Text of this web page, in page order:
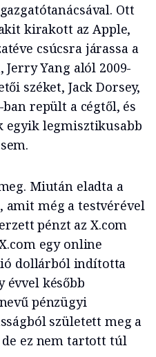
Ott
kirakott az Apple,
csúcsra járassa a
Jerry Yang alól 2009-
széket, Jack Dorsey,
repült a cégtől, és
legmisztikusabb
Miután eladta a
amit még a testvérével
pénzt az X.com
egy online
dollárból indította
évvel később
pénzügyi
született meg a
de ez nem tartott túl